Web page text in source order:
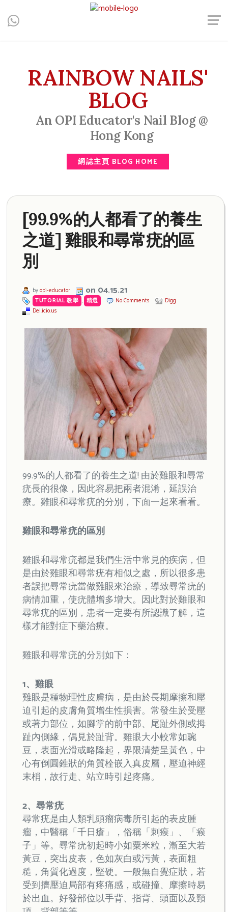
Central, Hong Kong - Manicure, Pedicure, Gel Nails, Acrylic Nail,
Men's Manicure, Nail Biter, Nail Party, 水晶甲, 男士美甲, 咬指甲
RAINBOW NAILS'
BLOG
An OPI Educator's Nail Blog @
Hong Kong
網誌主頁 BLOG HOME
[99.9%的人都看了的養生
之道] 雞眼和尋常疣的區
別
byopi-educator on 04.15.21
TUTORIAL 教學 , 精選 No Comments
Digg
Del.icio.us
99.9%的人都看了的養生之道! 由於雞眼和尋常
疣長的很像，因此容易把兩者混淆，延誤治
療。雞眼和尋常疣的分別，下面一起來看看。
雞眼和尋常疣的區別
雞眼和尋常疣都是我們生活中常見的疾病，但
是由於雞眼和尋常疣有相似之處，所以很多患
者誤把尋常疣當做雞眼來治療，導致尋常疣的
病情加重，使疣體增多增大。因此對於雞眼和
尋常疣的區別，患者一定要有所認識了解，這
樣才能對症下藥治療。
雞眼和尋常疣的分別如下：
1、雞眼
雞眼是種物理性皮膚病，是由於長期摩擦和壓
迫引起的皮膚角質增生性損害。常發生於受壓
或著力部位，如腳掌的前中部、尾趾外側或拇
趾內側緣，偶見於趾背。雞眼大小較常如豌
豆，表面光滑或略隆起，界限清楚呈黃色，中
心有倒圓錐狀的角質栓嵌入真皮層，壓迫神經
末梢，故行走、站立時引起疼痛。
2、尋常疣
尋常疣是由人類乳頭瘤病毒所引起的表皮腫
瘤，中醫稱「千日瘡」，俗稱「刺瘊」、「瘊
子」等。尋常疣初起時小如粟米粒，漸至大若
黃豆，突出皮表，色如灰白或污黃，表面粗
糙，角質化過度，堅硬。一般無自覺症狀，若
受到擠壓迫局部有疼痛感，或碰撞、摩擦時易
於出血。好發部位以手背、指背、頭面以及頸